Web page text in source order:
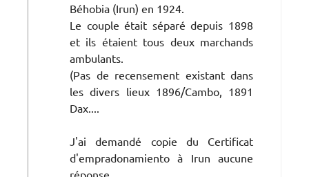
Béhobia (Irun) en 1924.
Le couple était séparé depuis 1898
et ils étaient tous deux marchands
ambulants.
(Pas de recensement existant dans
les divers lieux 1896/Cambo, 1891
Dax....
J'ai demandé copie du Certificat
d'empradonamiento à Irun aucune
réponse.